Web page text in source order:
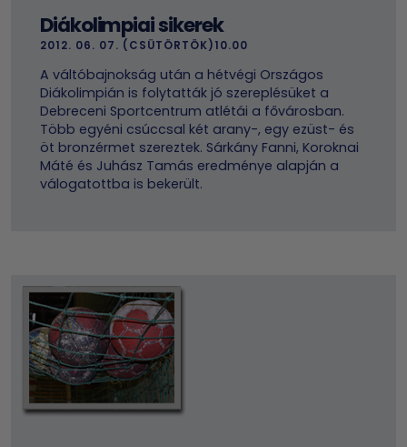
Diákolimpiai sikerek
2012. 06. 07. (CSÜTÖRTÖK)10.00
A váltóbajnokság után a hétvégi Országos
Diákolimpián is folytatták jó szereplésüket a
Debreceni Sportcentrum atlétái a fővárosban.
Több egyéni csúccsal két arany-, egy ezüst- és
öt bronzérmet szereztek. Sárkány Fanni, Koroknai
Máté és Juhász Tamás eredménye alapján a
válogatottba is bekerült.